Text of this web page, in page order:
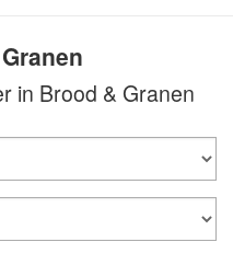
in Brood & Granen